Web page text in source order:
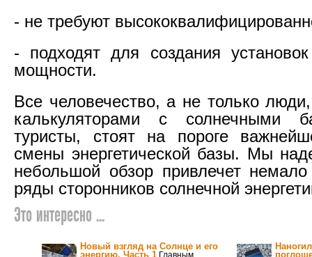
- не требуют
- подходят для создания
мощности.
Все человечество, а не только
калькуляторами с солнечными
туристы, стоят на пороге
смены энергетической базы. Мы
небольшой обзор привлечет
ряды сторонников солнечной
Это интересно ...
Новый взгляд на Солнце и его
энергию. Часть 1 Главным